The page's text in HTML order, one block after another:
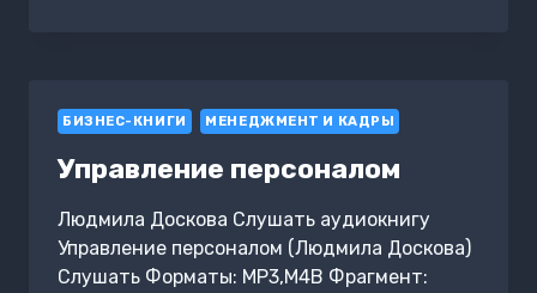
БИЗНЕС-КНИГИ МЕНЕДЖМЕНТ И КАДРЫ
Управление персоналом
Людмила Доскова Слушать аудиокнигу
Управление персоналом (Людмила Доскова)
Слушать Форматы: MP3,M4B Фрагмент: